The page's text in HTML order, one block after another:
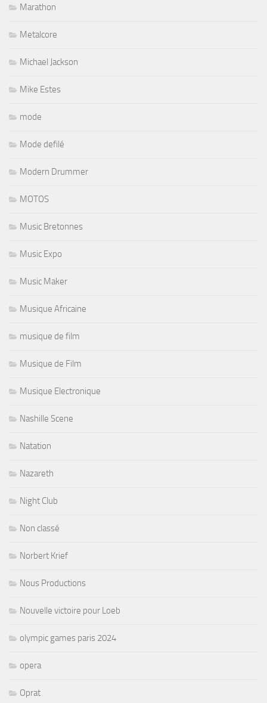
Marathon
Metalcore
Michael Jackson
Mike Estes
mode
Mode defilé
Modern Drummer
MOTOS
Music Bretonnes
Music Expo
Music Maker
Musique Africaine
musique de film
Musique de Film
Musique Electronique
Nashille Scene
Natation
Nazareth
Night Club
Non classé
Norbert Krief
Nous Productions
Nouvelle victoire pour Loeb
olympic games paris 2024
opera
Oprat